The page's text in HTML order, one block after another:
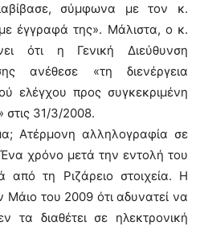
σύμφωνα με τον κ.
έγγραφά της». Μάλιστα, ο κ.
ότι η Γενική Διεύθυνση
ανέθεσε «τη διενέργεια
ελέγχου προς συγκεκριμένη
στις 31/3/2008.
Ατέρμονη αλληλογραφία σε
χρόνο μετά την εντολή του
τη Ριζάρειο στοιχεία. Η
Μάιο του 2009 ότι αδυνατεί να
τα διαθέτει σε ηλεκτρονική